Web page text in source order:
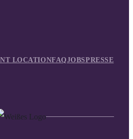
LOCATIONFAQJOBSPRESSE